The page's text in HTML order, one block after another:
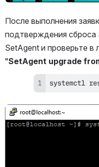
После выполнения
подтверждения сброса
SetAgent и проверьте в
“SetAgent upgrade
systemctl
Открыть файл «»